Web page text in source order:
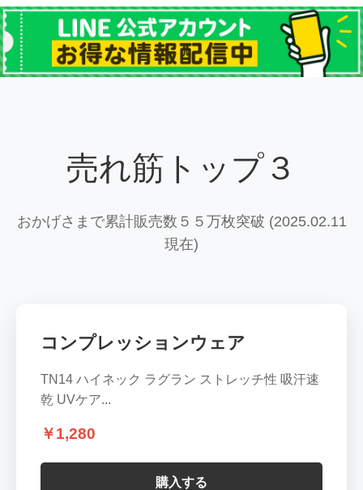
売れ筋トップ３
おかげさまで累計販売数５５万枚突破 (2025.02.11
現在)
コンプレッションウェア
TN14 ハイネック ラグラン ストレッチ性 吸汗速
乾 UVケア...
￥1,280
購入する